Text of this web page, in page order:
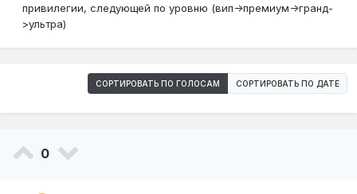
привилегии, следующей по уровню (вип->премиум->гранд-
>ультра)
СОРТИРОВАТЬ ПО ГОЛОСАМ СОРТИРОВАТЬ ПО ДАТЕ
0